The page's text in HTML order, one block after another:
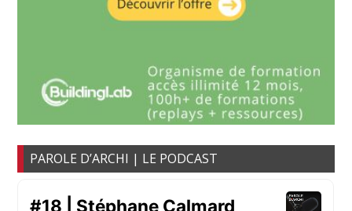
PAROLE D’ARCHI | LE PODCAST